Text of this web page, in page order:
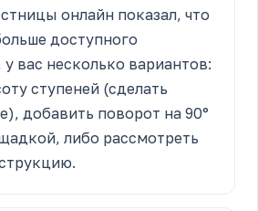
онлайн показал, что
доступного
вас несколько вариантов:
ступеней (сделать
добавить поворот на 90°
либо рассмотреть